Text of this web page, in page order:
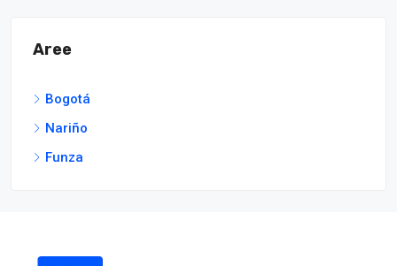
Aree
Bogotá
Nariño
Funza